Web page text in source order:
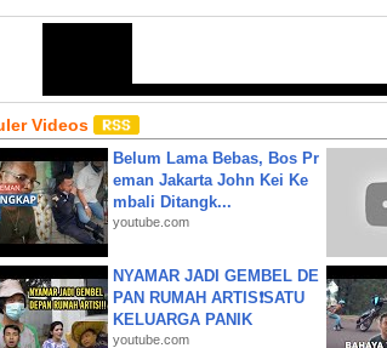
Videos
Belum Lama Bebas, Bos Pr
eman Jakarta John Kei Ke
mbali Ditangk...
youtube.com
NYAMAR JADI GEMBEL DE
PAN RUMAH ARTIS❗SATU
KELUARGA PANIK
youtube.com